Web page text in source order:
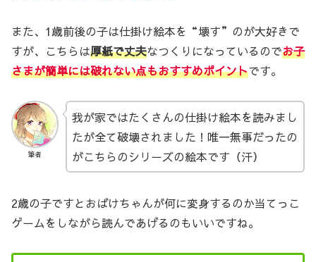
また、1歳前後の子は仕掛け絵本を“壊す”のが大好きで
すが、こちらは厚紙で丈夫なつくりになっているのでお子
さまが簡単には破れない点もおすすめポイントです。
筆者
我が家ではたくさんの仕掛け絵本を読みまし
たが全て破壊されました！唯一無事だったの
がこちらのシリーズの絵本です（汗）
2歳の子ですとおばけちゃんが何に変身するのか当てっこ
ゲームをしながら読んであげるのもいいですね。